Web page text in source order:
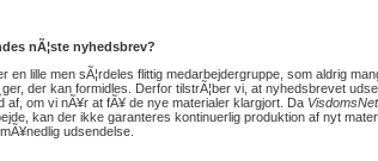
nÃ¦ste nyhedsbrev?
en lille men sÃ¦rdeles flittig medarbejdergruppe, som aldrig
der kan formidles. Derfor tilstrÃ¦ber vi, at nyhedsbrevet
af, om vi nÃ¥r at fÃ¥ de nye materialer klargjort. Da
kan der ikke garanteres kontinuerlig produktion af nyt
udsendelse.